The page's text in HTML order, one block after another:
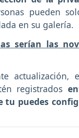
pueden
en su galería.
serían las
actualización,
registrados
puedes